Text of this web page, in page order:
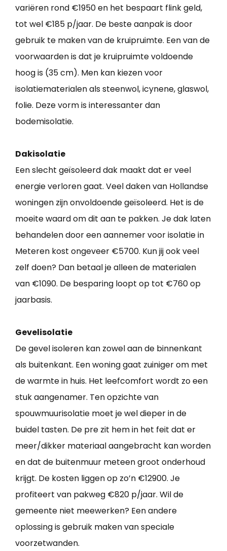
variëren rond €1950 en het bespaart flink geld,
tot wel €185 p/jaar. De beste aanpak is door
gebruik te maken van de kruipruimte. Een van de
voorwaarden is dat je kruipruimte voldoende
hoog is (35 cm). Men kan kiezen voor
isolatiematerialen als steenwol, icynene, glaswol,
folie. Deze vorm is interessanter dan
bodemisolatie.
Dakisolatie
Een slecht geïsoleerd dak maakt dat er veel
energie verloren gaat. Veel daken van Hollandse
woningen zijn onvoldoende geïsoleerd. Het is de
moeite waard om dit aan te pakken. Je dak laten
behandelen door een aannemer voor isolatie in
Meteren kost ongeveer €5700. Kun jij ook veel
zelf doen? Dan betaal je alleen de materialen
van €1090. De besparing loopt op tot €760 op
jaarbasis.
Gevelisolatie
De gevel isoleren kan zowel aan de binnenkant
als buitenkant. Een woning gaat zuiniger om met
de warmte in huis. Het leefcomfort wordt zo een
stuk aangenamer. Ten opzichte van
spouwmuurisolatie moet je wel dieper in de
buidel tasten. De pre zit hem in het feit dat er
meer/dikker materiaal aangebracht kan worden
en dat de buitenmuur meteen groot onderhoud
krijgt. De kosten liggen op zo’n €12900. Je
profiteert van pakweg €820 p/jaar. Wil de
gemeente niet meewerken? Een andere
oplossing is gebruik maken van speciale
voorzetwanden.